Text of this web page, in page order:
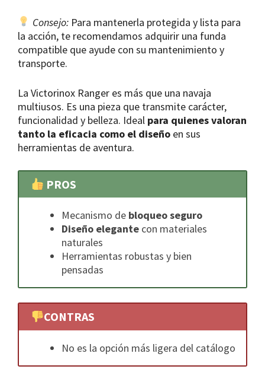
Consejo:Para mantenerla protegida y lista para
la acción, te recomendamos adquirir una funda
compatible que ayude con su mantenimiento y
transporte.
La Victorinox Ranger es más que una navaja
multiusos. Es una pieza que transmite carácter,
funcionalidad y belleza. Ideal para quienes valoran
tanto la eficacia como el diseño en sus
herramientas de aventura.
PROS
Mecanismo de bloqueo seguro
Diseño elegante con materiales
naturales
Herramientas robustas y bien
pensadas
CONTRAS
No es la opción más ligera del catálogo